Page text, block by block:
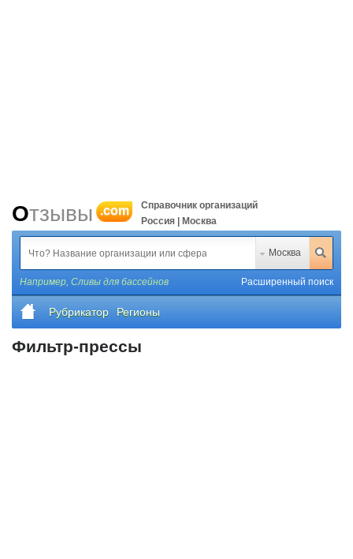
Отзывы .com
Справочник организаций
Россия | Москва
Москва
Например, Сливы для бассейнов Расширенный поиск
Рубрикатор Регионы
Фильтр-прессы